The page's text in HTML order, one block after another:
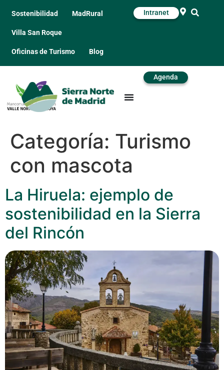
Sostenibilidad MadRural
Villa San Roque
Oficinas de Turismo Blog
Intranet
Agenda
Categoría: Turismo
con mascota
La Hiruela: ejemplo de
sostenibilidad en la Sierra
del Rincón